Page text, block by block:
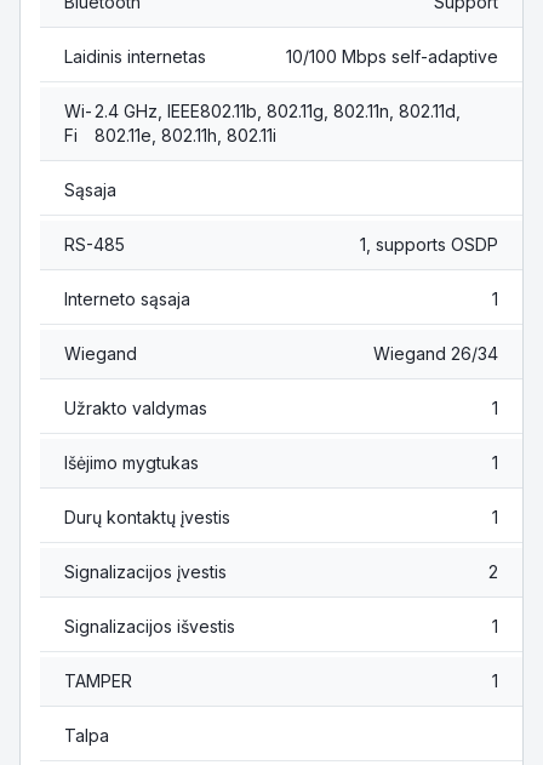
Laidinis internetas 10/100 Mbps self-adaptive
Wi-
Fi
2.4 GHz, IEEE802.11b, 802.11g, 802.11n, 802.11d,
802.11e, 802.11h, 802.11i
Sąsaja
RS-485 1, supports OSDP
Interneto sąsaja 1
Wiegand Wiegand 26/34
Užrakto valdymas 1
Išėjimo mygtukas 1
Durų kontaktų įvestis 1
Signalizacijos įvestis 2
Signalizacijos išvestis 1
TAMPER 1
Talpa